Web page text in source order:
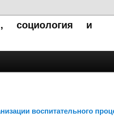
социология и
воспитательного